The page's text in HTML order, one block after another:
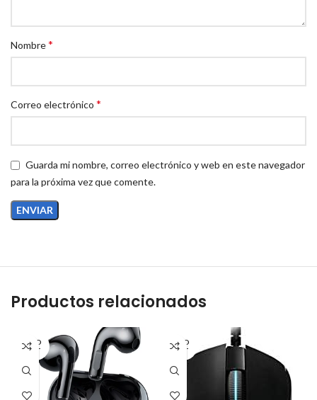
Nombre*
Correo electrónico *
Guarda mi nombre, correo electrónico y web en este navegador
para la próxima vez que comente.
Productos relacionados
SOLD
OUT
SOLD
OUT